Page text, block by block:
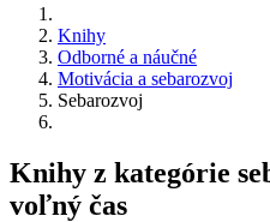
Knihy
Odborné a náučné
Motivácia a sebarozvoj
Sebarozvoj
Knihy z kategórie
voľný čas